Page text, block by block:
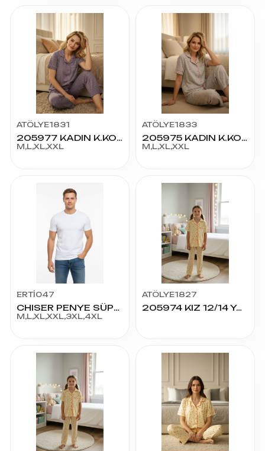
ATÖLYE1831
205977 KADIN K.KOL PİJAMA TAKIM
M,L,XL,XXL
ATÖLYE1833
205975 KADIN K.KOL PİJAMA TAKIM
M,L,XL,XXL
ERTİ047
CHISER PENYE SÜPREM BİS YAKA K.KOL TSHIRT
M,L,XL,XXL,3XL,4XL
ATÖLYE1827
205974 KIZ 12/14 YAŞ K.KOL PİJAMA TAKIM